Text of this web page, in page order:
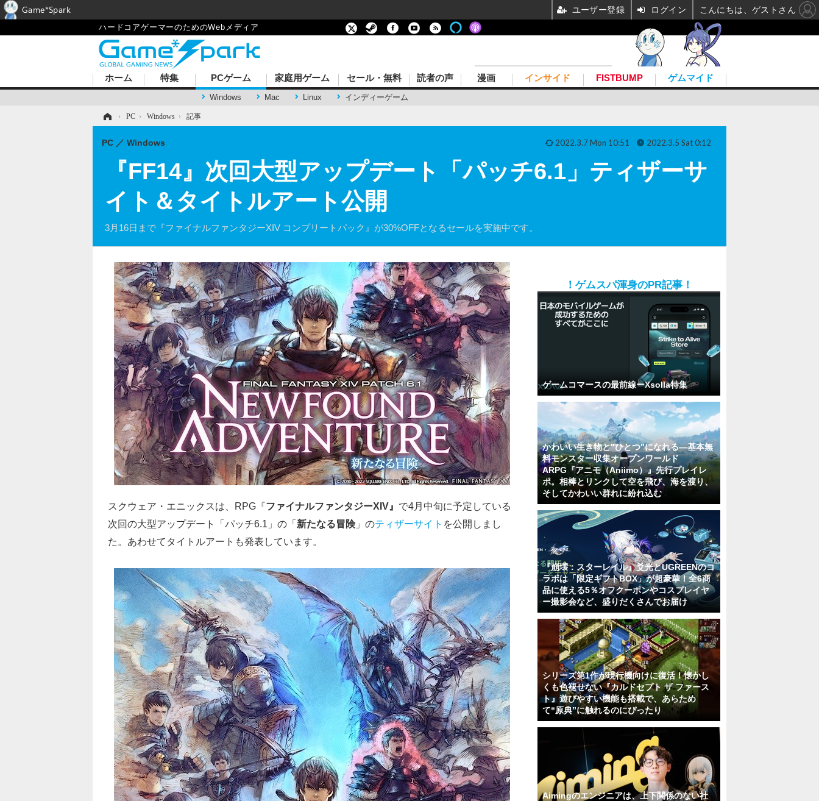
ハードコアゲーマーのためのWebメディア
ホーム 特集 PCゲーム
Windows Mac Linux インディーゲーム
家庭用ゲーム セール・無料 読者の声 漫画 インサイド FISTBUMP ゲムマイド
› PC › Windows › 記事
『FF14』次回大型アップデート「パッチ6.1」ティザーサ
イト＆タイトルアート公開
3月16日まで『ファイナルファンタジーXIV コンプリートパック』が30%OFFとなるセールを実施中です。
PC Windows 2022.3.7 Mon 10:51 2022.3.5 Sat 0:12
スクウェア・エニックスは、RPG『ファイナルファンタジーXIV』 で4月中旬に予定している
次回の大型アップデート「パッチ6.1」の「新たなる冒険」のティザーサイト を公開しまし
た。あわせてタイトルアートも発表しています。
！ゲムスパ渾身のPR記事！
ゲームコマースの最前線ーXsolla特集
かわいい生き物と"ひとつ"になれる―基本無
料モンスター収集オープンワールド
ARPG『アニモ（Aniimo）』先行プレイレ
ポ。相棒とリンクして空を飛び、海を渡り、
そしてかわいい群れに紛れ込む
『崩壊：スターレイル』爻光とUGREENのコ
ラボは「限定ギフトBOX」が超豪華！全6商
品に使える5％オフクーポンやコスプレイヤ
ー撮影会など、盛りだくさんでお届け
シリーズ第1作が現行機向けに復活！懐かし
くも色褪せない『カルドセプト ザ ファース
ト』遊びやすい機能も搭載で、あらため
て“原典”に触れるのにぴったり
Aimingのエンジニアは、上下関係のない社
Game*Spark ユーザー登録 ログイン こんにちは、ゲストさん